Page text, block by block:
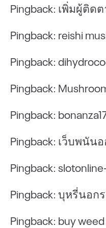
Pingback: เพิ่มผู้ติด
Pingback: reishi
Pingback:
Pingback:
Pingback:
Pingback: เว็บพนัน
Pingback:
Pingback: บุหรี่นอก
Pingback: buy